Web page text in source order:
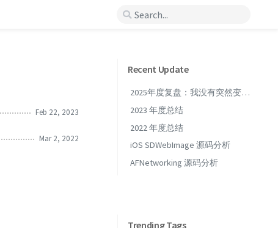
Feb 22, 2023
Mar 2, 2022
Recent Update
2025年度复盘：我没有突然变
强，但我开始真正长大了
2023 年度总结
2022 年度总结
iOS SDWebImage 源码分析
AFNetworking 源码分析
Trending Tags